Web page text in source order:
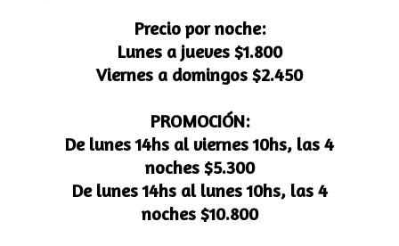
Precio por noche:
Lunes a jueves $1.800
Viernes a domingos $2.450
PROMOCIÓN:
De lunes 14hs al viernes 10hs, las 4
noches $5.300
De lunes 14hs al lunes 10hs, las 4
noches $10.800